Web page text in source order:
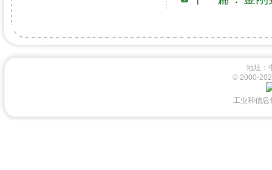
地址
© 2000-
工业和信息